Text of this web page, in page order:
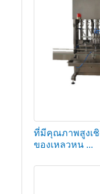
ที่มีคุณภาพสูงเชิ
ของเหลวหน ...